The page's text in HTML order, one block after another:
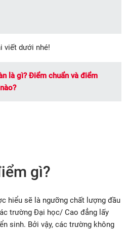
viết dưới nhé!
là gì? Điểm chuẩn và điểm
gì?
hiểu sẽ là ngưỡng chất lượng đầu
trường Đại học/ Cao đẳng lấy
sinh. Bởi vậy, các trường không